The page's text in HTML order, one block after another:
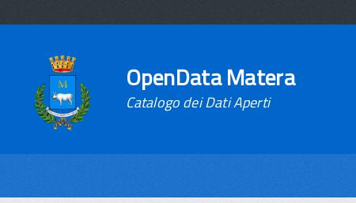
OpenData Matera
Catalogo dei Dati Aperti